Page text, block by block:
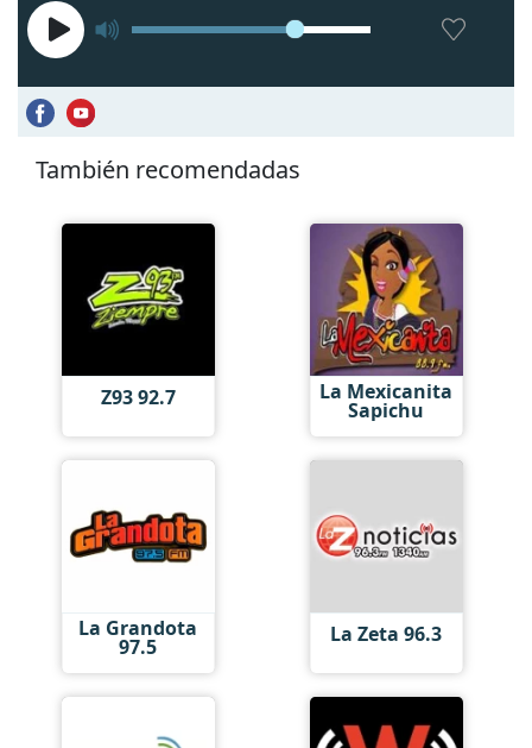
También recomendadas
Z93 92.7 La Mexicanita
Sapichu
La Grandota
97.5 La Zeta 96.3